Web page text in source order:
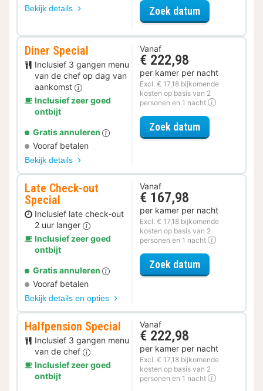
Bekijk details Zoek datumvoor Zomer
Diner Special
Inclusief 3 gangen menu
van de chef op dag van
aankomst
Inclusief zeer goed
ontbijt
Gratis annuleren
Vooraf betalen
Bekijk details
Vanaf
€ 222,98
per kamer per nacht
Excl. € 17,18 bijkomende
kosten op basis van 2
personen en 1 nacht
Zoek datumvoor Diner
Late Check-out
Special
Inclusief late check-out
2 uur langer
Inclusief zeer goed
ontbijt
Gratis annuleren
Vooraf betalen
Bekijk details en opties
Vanaf
€ 167,98
per kamer per nacht
Excl. € 17,18 bijkomende
kosten op basis van 2
personen en 1 nacht
Zoek datumvoor Late
Halfpension Special
Inclusief 3 gangen menu
van de chef
Inclusief zeer goed
ontbijt
Vanaf
€ 222,98
per kamer per nacht
Excl. € 17,18 bijkomende
kosten op basis van 2
personen en 1 nacht